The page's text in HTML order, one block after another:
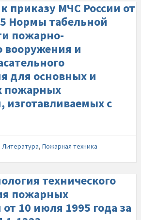
приказу МЧС России от
Нормы табельной
пожарно-
вооружения и
для основных и
пожарных
изготавливаемых с
Литература, Пожарная техника
технического
пожарных
10 июля 1995 года за